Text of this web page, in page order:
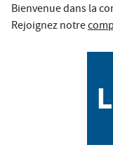
Bienvenue dans la
Rejoignez notre